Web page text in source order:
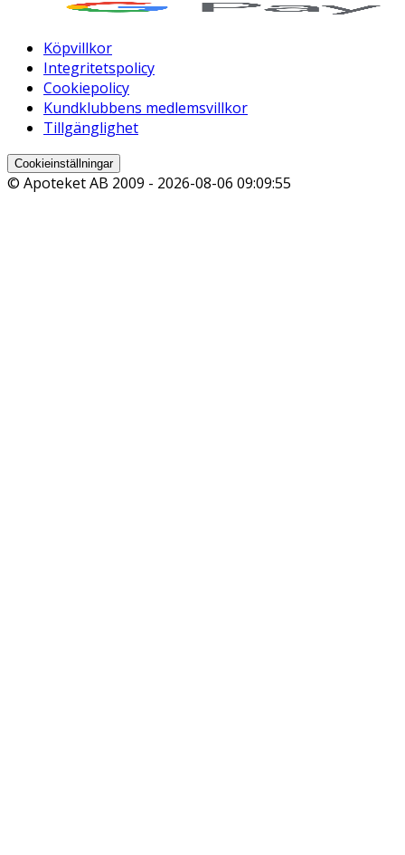
Köpvillkor
Integritetspolicy
Cookiepolicy
Kundklubbens medlemsvillkor
Tillgänglighet
Cookieinställningar
© Apoteket AB 2009 - 2026-08-06 09:09:55